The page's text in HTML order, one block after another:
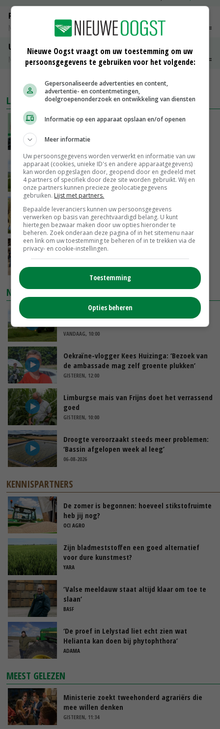
Peen
Noteringen
€ 26,00
Uien Middenmeer Geel 30-60% grof
Noteringen
€ 0,00~ € 0,00
MEER MARKTPRIJZEN
LAATSTE NIEUWS
‘De droogte begint ver voor de grens bij
VANDAAG, 11:00
POAH!: John Deere 7730
VANDAAG, 10:00
Geen vee meer op Noord-Hollandse zeedijken
door aanhoudende droogte
VANDAAG, 09:48
Na jarenlang meten willen Zuid-Hollandse
boeren nu erkenning
VANDAAG, 07:00
NIEUWSTE VIDEO'S
POAH!: John Deere 7730
VANDAAG, 10:00
Oekraïne-vlogger Kees Huizinga: ‘Bezoek van
de ambassade mag zelf groente plukken’
GISTEREN, 12:00
Limburgse mais van Frijns doet het verrassend
goed
GISTEREN, 10:00
Droogte veroorzaakt steeds meer problemen:
‘Bassin afgelopen week al leeg’
06-08-2026
KENNISPARTNERS
De zomer is begonnen: hoeveel stikstofruimte
heb jij nog?
OCI AGRO
Zijn bladmeststoffen een goed alternatief
voor dure kunstmest?
YARA
‘Valse meeldauw staat altijd klaar om toe te
slaan’
BASF
‘De proef in Lelystad liet echt zien wat
Helianta kan doen bij phytophthora’
ADAMA
MEEST GELEZEN
Ministerie zoekt tweehonderd agrariërs die
mee willen denken
GISTEREN, 11:34
Nieuwe Oogst vraagt om uw toestemming om uw
persoonsgegevens te gebruiken voor het volgende:
Gepersonaliseerde advertenties en content,
advertentie- en contentmetingen,
doelgroepenonderzoek en ontwikkeling van diensten
Informatie op een apparaat opslaan en/of openen
Meer informatie
Uw persoonsgegevens worden verwerkt en informatie van uw
apparaat (cookies, unieke ID's en andere apparaatgegevens)
kan worden opgeslagen door, geopend door en gedeeld met
4 partners of specifiek door deze site worden gebruikt. Wij en
onze partners kunnen precieze geolocatiegegevens
gebruiken. Lijst met partners.
Bepaalde leveranciers kunnen uw persoonsgegevens
verwerken op basis van gerechtvaardigd belang. U kunt
hiertegen bezwaar maken door uw opties hieronder te
beheren. Zoek onderaan deze pagina of in het sitemenu naar
een link om uw toestemming te beheren of in te trekken via de
privacy- en cookie-instellingen.
Toestemming
Opties beheren